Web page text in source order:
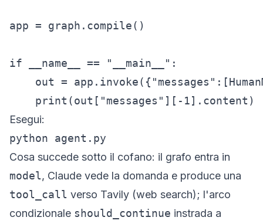
app = graph.compile()
if __name__ == "__main__":
out =
    print(out["messages"][-1].content)
Esegui:
python agent.py
Cosa succede sotto il cofano: il grafo entra in
model, Claude vede la domanda e produce una
tool_call verso Tavily (web search); l'arco
condizionale should_continue instrada a